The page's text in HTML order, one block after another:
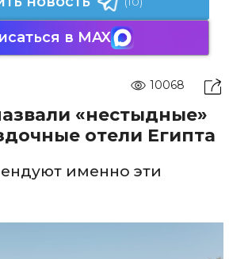
в MAX
10068
«нестыдные»
отели Египта
именно эти